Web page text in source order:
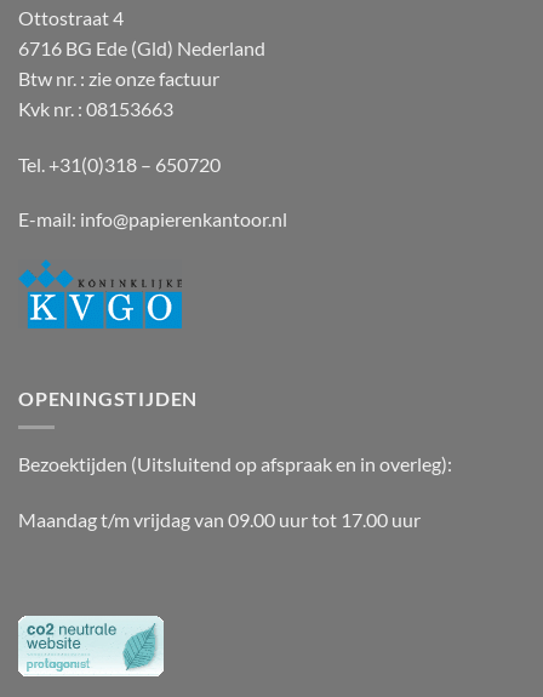
Ottostraat 4
6716 BG Ede (Gld) Nederland
Btw nr. : zie onze factuur
Kvk nr. : 08153663
Tel. +31(0)318 – 650720
E-mail: info@papierenkantoor.nl
OPENINGSTIJDEN
Bezoektijden (Uitsluitend op afspraak en in overleg):
Maandag t/m vrijdag van 09.00 uur tot 17.00 uur